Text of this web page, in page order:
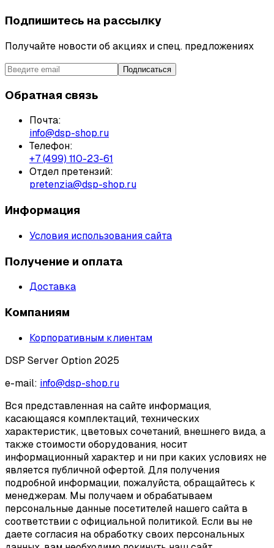
Подпишитесь на рассылку
Получайте новости об акциях и спец. предложениях
Подписаться
Обратная связь
Почта:
info@dsp-shop.ru
Телефон:
+7 (499) 110-23-61
Отдел претензий:
pretenzia@dsp-shop.ru
Информация
Условия использования сайта
Получение и оплата
Доставка
Компаниям
Корпоративным клиентам
DSP Server Option 2025
e-mail: info@dsp-shop.ru
Вся представленная на сайте информация,
касающаяся комплектаций, технических
характеристик, цветовых сочетаний, внешнего вида, а
также стоимости оборудования, носит
информационный характер и ни при каких условиях не
является публичной офертой. Для получения
подробной информации, пожалуйста, обращайтесь к
менеджерам. Мы получаем и обрабатываем
персональные данные посетителей нашего сайта в
соответствии с официальной политикой. Если вы не
даете согласия на обработку своих персональных